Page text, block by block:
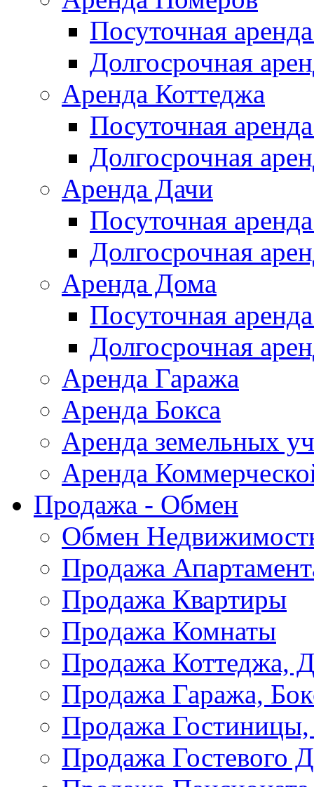
Посуточная
Долгосрочная
Аренда Коттеджа
Посуточная
Долгосрочная
Аренда Дачи
Посуточная
Долгосрочная
Аренда Дома
Посуточная
Долгосрочная
Аренда Гаража
Аренда Бокса
Аренда земельных
Аренда
Продажа - Обмен
Обмен
Продажа
Продажа Квартиры
Продажа Комнаты
Продажа Коттеджа,
Продажа Гаража,
Продажа
Продажа Гостевого